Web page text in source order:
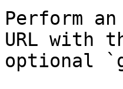
Perform
URL with
optional